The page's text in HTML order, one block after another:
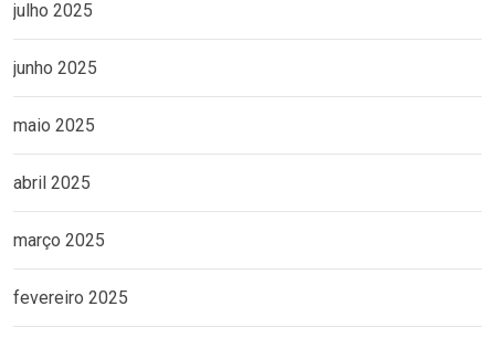
julho 2025
junho 2025
maio 2025
abril 2025
março 2025
fevereiro 2025